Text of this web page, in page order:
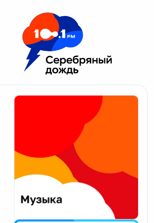
Москва 100.1 FM
Апатиты
Екатеринбург
Калининград
Калуга